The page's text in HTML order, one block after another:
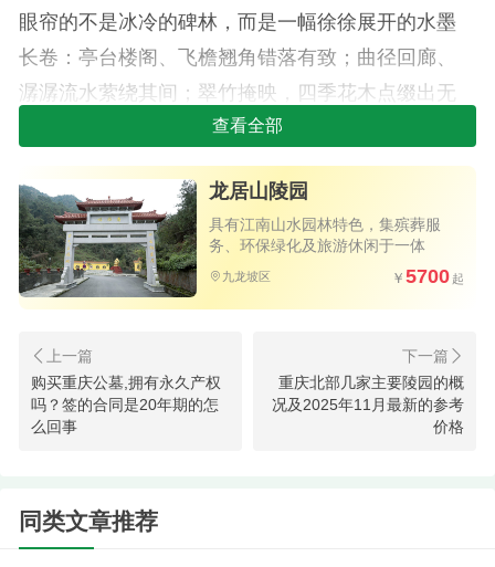
眼帘的不是冰冷的碑林，而是一幅徐徐展开的水墨
长卷：亭台楼阁、飞檐翘角错落有致；曲径回廊、
潺潺流水萦绕其间；翠竹掩映，四季花木点缀出无
限生机。一石一木的布置，一亭一桥的构建，无不
透露出匠心独运的雅致，将中国古典园林的造园美
学发挥得淋漓尽致。
这种独特的江南风格，从根本上重塑了墓园的
氛围与功能。它成功地将生者与逝者之间的沉重隔
阂，转化为一种温暖而持续的情感连接。前来祭奠
的亲人，不再只是面对一片沉默的石碑，而是漫步
于一座充满生命力的园林中。在这里，哀思可以被
柔和的微风、清冽的水声和静谧的庭院所抚慰，追
心灵、传承家风、并进行生命教育的文化场所。
查看全部
龙居山陵园
具有江南山水园林特色，集殡葬服
务、环保绿化及旅游休闲于一体
九龙坡区 5700
购买重庆公墓,拥有永久产权
吗？签的合同是20年期的怎
么回事
重庆北部几家主要陵园的概
况及2025年11月最新的参考
价格
同类文章推荐
重庆九龙坡区树葬指南：龙台山与龙
全,价格2-5万墓地,种类齐全